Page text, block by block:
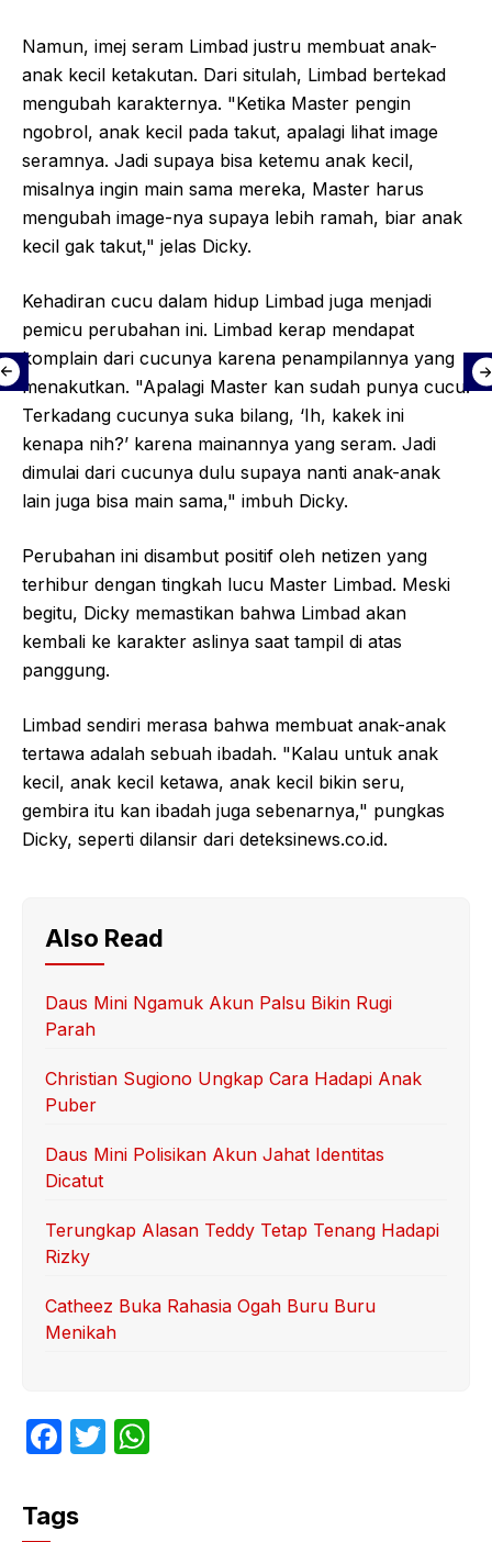
Namun, imej seram Limbad justru membuat anak-
anak kecil ketakutan. Dari situlah, Limbad bertekad
mengubah karakternya. "Ketika Master pengin
ngobrol, anak kecil pada takut, apalagi lihat image
seramnya. Jadi supaya bisa ketemu anak kecil,
misalnya ingin main sama mereka, Master harus
mengubah image-nya supaya lebih ramah, biar anak
kecil gak takut," jelas Dicky.
Kehadiran cucu dalam hidup Limbad juga menjadi
pemicu perubahan ini. Limbad kerap mendapat
komplain dari cucunya karena penampilannya yang
menakutkan. "Apalagi Master kan sudah punya cucu.
Terkadang cucunya suka bilang, ‘Ih, kakek ini
kenapa nih?’ karena mainannya yang seram. Jadi
dimulai dari cucunya dulu supaya nanti anak-anak
lain juga bisa main sama," imbuh Dicky.
Perubahan ini disambut positif oleh netizen yang
terhibur dengan tingkah lucu Master Limbad. Meski
begitu, Dicky memastikan bahwa Limbad akan
kembali ke karakter aslinya saat tampil di atas
panggung.
Limbad sendiri merasa bahwa membuat anak-anak
tertawa adalah sebuah ibadah. "Kalau untuk anak
kecil, anak kecil ketawa, anak kecil bikin seru,
gembira itu kan ibadah juga sebenarnya," pungkas
Dicky, seperti dilansir dari deteksinews.co.id.
Also Read
Daus Mini Ngamuk Akun Palsu Bikin Rugi
Parah
Christian Sugiono Ungkap Cara Hadapi Anak
Puber
Daus Mini Polisikan Akun Jahat Identitas
Dicatut
Terungkap Alasan Teddy Tetap Tenang Hadapi
Rizky
Catheez Buka Rahasia Ogah Buru Buru
Menikah
F
c
T
Tags